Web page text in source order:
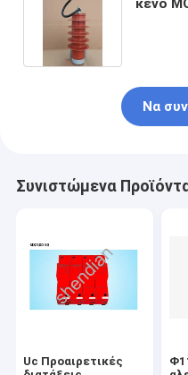
Να
Συνιστώμενα
Uc Προαιρετικές